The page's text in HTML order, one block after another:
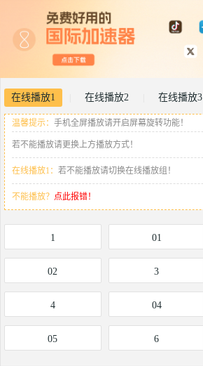
在线播放1 在线播放2 在线播放3
温馨提示： 手机全屏播放请开启屏幕旋转功能！
若不能播放请更换上方播放方式！
在线播放1： 若不能播放请切换在线播放组！
不能播放？ 点此报错！
1 01
02 3
4 04
05 6